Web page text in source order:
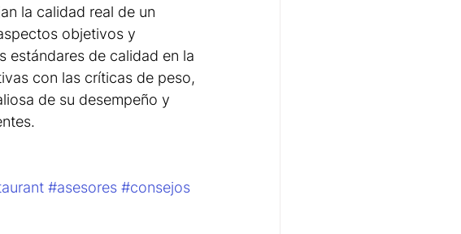
la calidad real de un
objetivos y
estándares de calidad en la
con las críticas de peso,
de su desempeño y
#asesores #consejos